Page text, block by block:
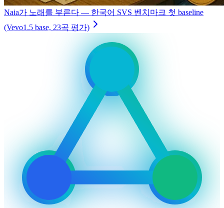
Naia가 노래를 부른다 — 한국어 SVS 벤치마크 첫 baseline
(Vevo1.5 base, 23곡 평가)